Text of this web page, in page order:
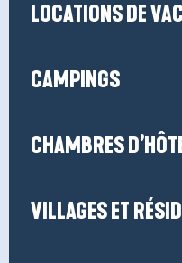
LOCATIONS DE
CAMPINGS
CHAMBRES
VILLAGES ET
?
?
!